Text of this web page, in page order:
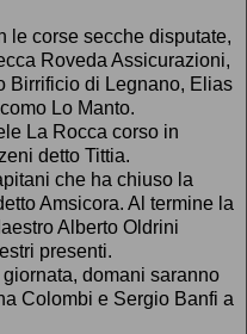
le corse secche disputate,
Roveda Assicurazioni,
Birrificio di Legnano, Elias
Lo Manto.
La Rocca corso in
detto Tittia.
che ha chiuso la
Amsicora. Al termine la
Alberto Oldrini
presenti.
domani saranno
Colombi e Sergio Banfi a